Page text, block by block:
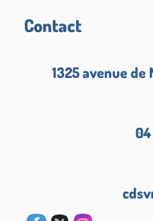
Contact
1325 avenue